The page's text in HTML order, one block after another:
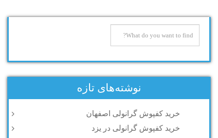
نوشته‌های تازه
خرید کفپوش گرانولی اصفهان
خرید کفپوش گرانولی در یزد